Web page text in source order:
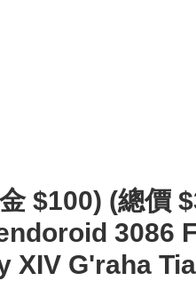
$100) (總價
3086
XIV G'raha